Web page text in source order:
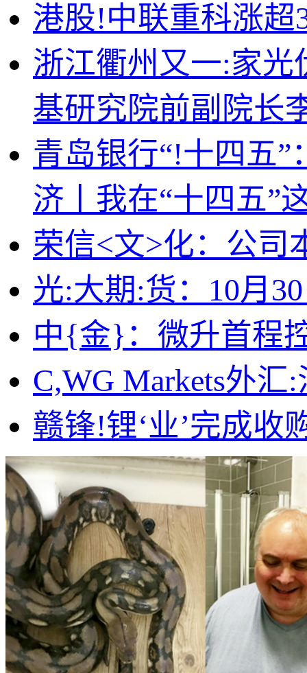
港股!中联重科涨超
浙江衢州又一:家
基研究院前副院长
青岛银行“!十四五”
济丨我在“十四五”
荣信<文>化：公司
光:大期:货：10月
中{金}：微升首程
C,WG Markets外汇
赣锋!锂‘业’完成收